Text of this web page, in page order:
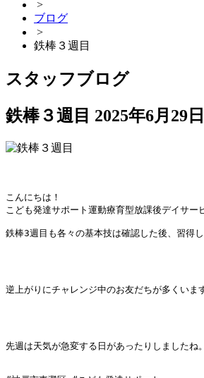
>
ブログ
>
鉄棒３週目
スタッフブログ
鉄棒３週目 2025年6月29日
こんにちは！
こども発達サポート運動療育型放課後デイサー
鉄棒3週目も各々の基本技は確認した後、習得
逆上がりにチャレンジ中のお友だちが多くい
先週は天気が急変する日があったりしました